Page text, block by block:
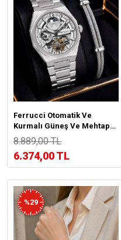
Ferrucci Otomatik Ve
Kurmalı Güneş Ve Mehtap
Kadranlı 2 Yıl Garantili Erkek
Kol Saati BFC.M3558.S1
8.889,00 TL
6.374,00 TL
%29